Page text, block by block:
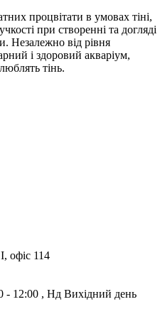
процвітати в умовах тіні,
при створенні та догляді
Незалежно від рівня
і здоровий акваріум,
тінь.
офіс 114
- 12:00 , Нд Вихідний день